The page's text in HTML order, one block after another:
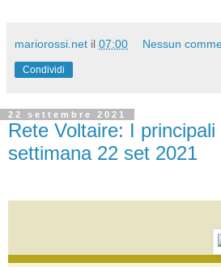
mariorossi.net il 07:00 Nessun
Condividi
22 settembre 2021
Rete Voltaire: I
settimana 22 set 2021